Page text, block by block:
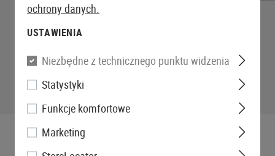
ochrony danych.
USTAWIENIA
Niezbędne z technicznego punktu widzenia
Statystyki
Funkcje komfortowe
Marketing